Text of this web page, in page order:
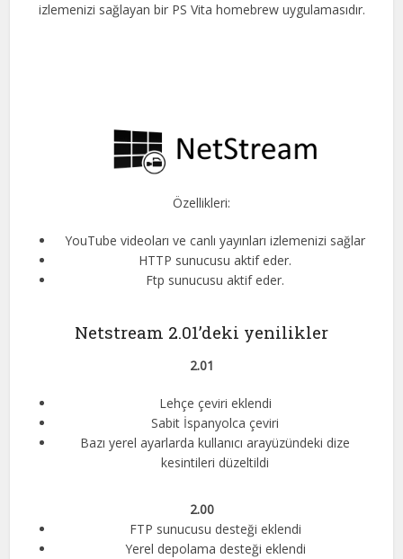
izlemenizi sağlayan bir PS Vita homebrew uygulamasıdır.
Özellikleri:
YouTube videoları ve canlı yayınları izlemenizi sağlar
HTTP sunucusu aktif eder.
Ftp sunucusu aktif eder.
Netstream 2.01’deki yenilikler
2.01
Lehçe çeviri eklendi
Sabit İspanyolca çeviri
Bazı yerel ayarlarda kullanıcı arayüzündeki dize
kesintileri düzeltildi
2.00
FTP sunucusu desteği eklendi
Yerel depolama desteği eklendi